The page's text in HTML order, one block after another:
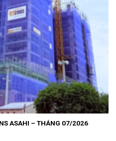
ASAHI – THÁNG 07/2026